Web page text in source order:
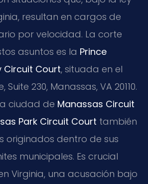
resultan en cargos de
por velocidad. La corte
asuntos es la Prince
Circuit Court, situada en el
Suite 230, Manassas, VA 20110.
ciudad de Manassas Circuit
Park Circuit Court también
originados dentro de sus
municipales. Es crucial
Virginia, una acusación bajo